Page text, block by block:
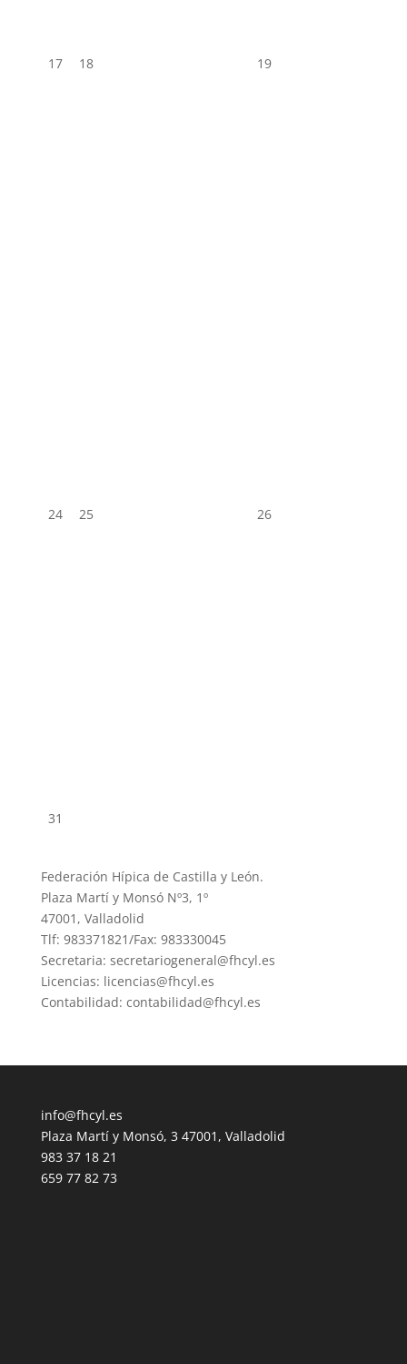
17 18 19
24 25 26
31
Federación Hípica de Castilla y León.
Plaza Martí y Monsó Nº3, 1º
47001, Valladolid
Tlf: 983371821/Fax: 983330045
Secretaria: secretariogeneral@fhcyl.es
Licencias: licencias@fhcyl.es
Contabilidad: contabilidad@fhcyl.es
info@fhcyl.es
Plaza Martí y Monsó, 3 47001, Valladolid
983 37 18 21
659 77 82 73